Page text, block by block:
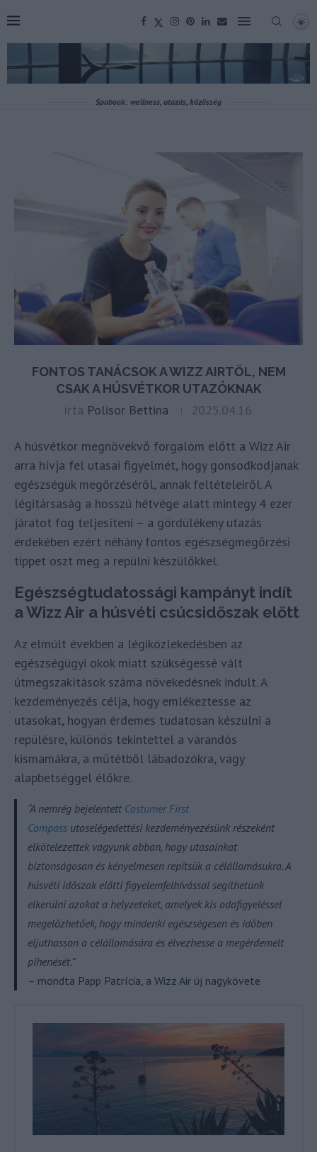
Spabook: wellness, utazás, közösség
FONTOS TANÁCSOK A WIZZ AIRTŐL, NEM
CSAK A HÚSVÉTKOR UTAZÓKNAK
írta Polisor Bettina 2025.04.16.
A húsvétkor megnövekvő forgalom előtt a Wizz Air
arra hívja fel utasai figyelmét, hogy gonsodkodjanak
egészségük megőrzéséről, annak feltételeiről. A
légitársaság a hosszú hétvége alatt mintegy 4 ezer
járatot fog teljesíteni – a gördülékeny utazás
érdekében ezért néhány fontos egészségmegőrzési
tippet oszt meg a repülni készülőkkel.
Egészségtudatossági kampányt indít
a Wizz Air a húsvéti csúcsidőszak előtt
Az elmúlt években a légiközlekedésben az
egészségügyi okok miatt szükségessé vált
útmegszakítások száma növekedésnek indult. A
kezdeményezés célja, hogy emlékeztesse az
utasokat, hogyan érdemes tudatosan készülni a
repülésre, különös tekintettel a várandós
kismamákra, a műtétből lábadozókra, vagy
alapbetséggel élőkre.
“A nemrég bejelentett Costumer First
Compass utaselégedettési kezdeményezésünk részeként
elkötelezettek vagyunk abban, hogy utasainkat
biztonságosan és kényelmesen repítsük a célállomásukra. A
húsvéti időszak előtti figyelemfelhívással segíthetünk
elkerülni azokat a helyzeteket, amelyek kis odafigyeléssel
megelőzhetőek, hogy mindenki egészségesen és időben
eljuthasson a célállomására és élvezhesse a megérdemelt
pihenését.”
– mondta Papp Patrícia, a Wizz Air új nagykövete